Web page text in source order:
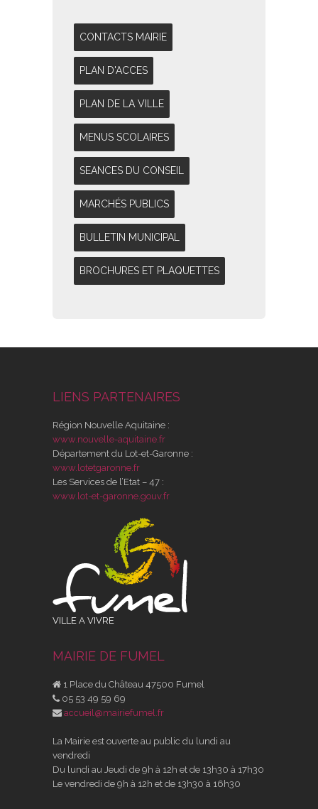
CONTACTS MAIRIE
PLAN D'ACCES
PLAN DE LA VILLE
MENUS SCOLAIRES
SEANCES DU CONSEIL
MARCHÉS PUBLICS
BULLETIN MUNICIPAL
BROCHURES ET PLAQUETTES
LIENS PARTENAIRES
Région Nouvelle Aquitaine :
www.nouvelle-aquitaine.fr
Département du Lot-et-Garonne :
www.lotetgaronne.fr
Les Services de l’Etat – 47 :
www.lot-et-garonne.gouv.fr
VILLE A VIVRE
MAIRIE DE FUMEL
1 Place du Château 47500 Fumel
05 53 49 59 69
accueil@mairiefumel.fr
La Mairie est ouverte au public du lundi au
vendredi
Du lundi au Jeudi de 9h à 12h et de 13h30 à 17h30
Le vendredi de 9h à 12h et de 13h30 à 16h30